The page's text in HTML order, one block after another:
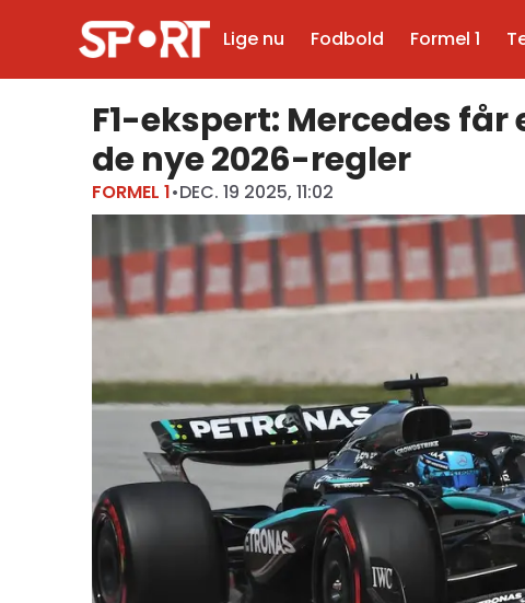
Lige nu Fodbold Formel 1
F1-ekspert: Mercedes
de nye 2026-regler
FORMEL 1•DEC. 19 2025, 11:02